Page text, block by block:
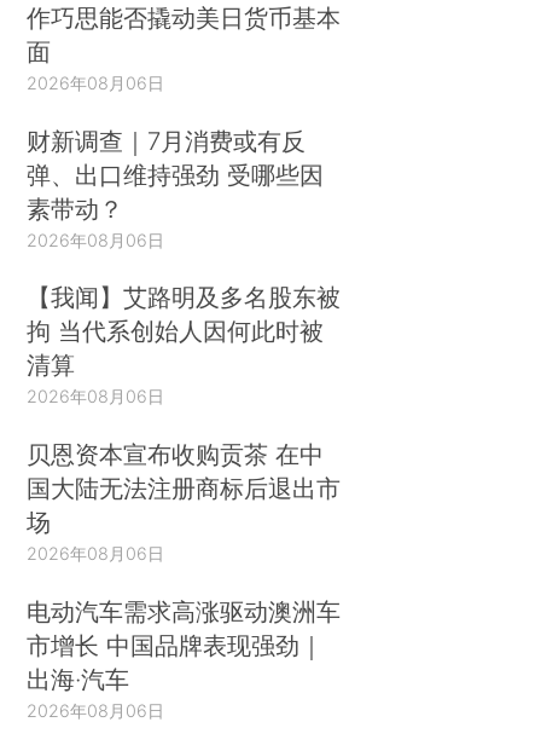
作巧思能否撬动美日货币基本
面
2026年08月06日
财新调查｜7月消费或有反
弹、出口维持强劲 受哪些因
素带动？
2026年08月06日
【我闻】艾路明及多名股东被
拘 当代系创始人因何此时被
清算
2026年08月06日
贝恩资本宣布收购贡茶 在中
国大陆无法注册商标后退出市
场
2026年08月06日
电动汽车需求高涨驱动澳洲车
市增长 中国品牌表现强劲｜
出海·汽车
2026年08月06日